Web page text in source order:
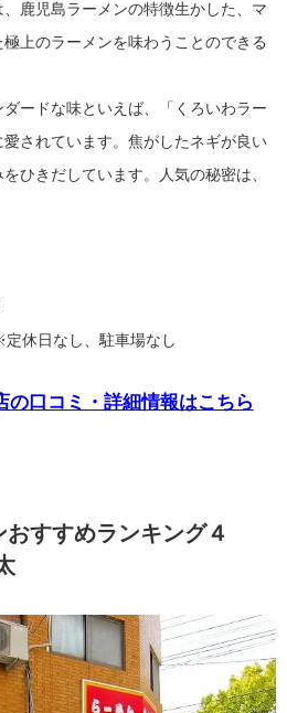
、鹿児島ラーメンの特徴生かした、マ
上のラーメンを味わうことのできる
ードな味といえば、「くろいわラー
されています。焦がしたネギが良い
ひきだしています。人気の秘密は、
休日なし、駐車場なし
の口コミ・詳細情報はこちら
すすめランキング４